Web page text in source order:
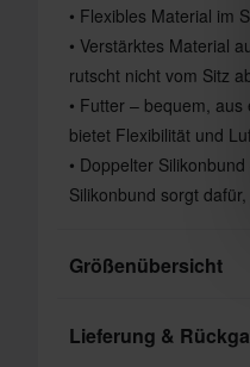
• Flexibles Material im
• Verstärktes Material
rutscht nicht vom Sitz
• Futter – bequem,
bietet Flexibilität und
• Doppelter
Silikonbund sorgt
Größenübersicht
Lieferung &